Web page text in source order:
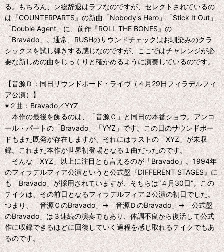
る。もちろん、ン総辞退はラフなのですが、セレクトされているの
は『COUNTERPARTS』の新曲「Nobody's Hero」「Stick It Out」
「Double Agent」に、前作『ROLL THE BONES』の
「Bravado」。通常、RUSHのサウンドチェックはお馴染みのクラ
シックスを試し弾きする感じなのですが、ここではチャレンジが必
要な新しめの曲をじっくりと確かめるように演奏しているのです。
【音源Ｄ：同日サウンドボード・ライヴ（４月29日フィラデルフィ
ア公演）】
※２曲：Bravado／YYZ
本作の最後を飾るのは、「音源Ｃ」と同日の本番ショウ。アンコ
ール・パートの「Bravado」「YYZ」です。この日のサウンドボー
ドもまた既発が存在しますが、それにはラストの「XYZ」が未収
録。これまた本作が世界初登場となる１曲だったのです。
そんな「XYZ」以上に注目とも言えるのが「Bravado」。1994年
のフィラデルフィア公演というと公式盤『DIFFERENT STAGES』に
も「Bravado」が採用されていますが、そちらは“４月30日”。この
テイクは、その前日となるフィラデルフィア２公演の初日でした。
つまり、「音源ＣのBravado」→「音源ＤのBravado」→「公式盤
のBravado」は３連続の演奏でもあり、体調不良から復活して公式
作に収録できるほどに回復していく過程を感じ取れるテイクでもあ
るのです。